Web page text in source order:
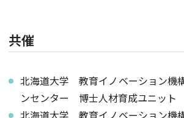
共催
北海道大学 教育イノベーション機
ンセンター 博士人材育成ユニッ
北海道大学 教育イノベーション機